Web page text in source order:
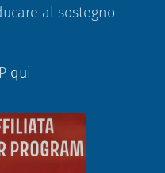
al sostegno
qui